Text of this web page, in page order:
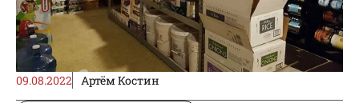
09.08.2022 Артём Костин